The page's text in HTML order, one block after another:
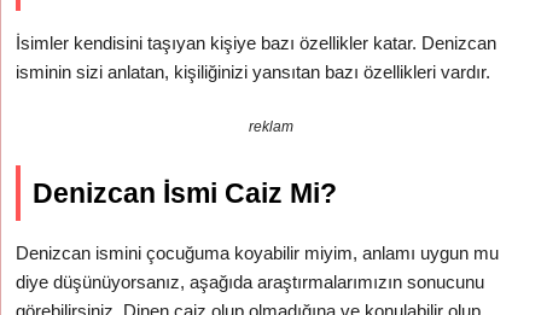
İsimler kendisini taşıyan kişiye bazı özellikler katar. Denizcan
isminin sizi anlatan, kişiliğinizi yansıtan bazı özellikleri vardır.
reklam
Denizcan İsmi Caiz Mi?
Denizcan ismini çocuğuma koyabilir miyim, anlamı uygun mu
diye düşünüyorsanız, aşağıda araştırmalarımızın sonucunu
görebilirsiniz. Dinen caiz olup olmadığına ve konulabilir olup